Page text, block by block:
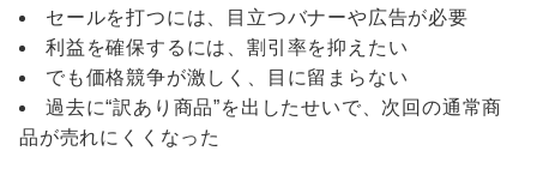
セールを打つには、目立つバナーや広告が必要
利益を確保するには、割引率を抑えたい
でも価格競争が激しく、目に留まらない
過去に“訳あり商品”を出したせいで、次回の通常商
品が売れにくくなった